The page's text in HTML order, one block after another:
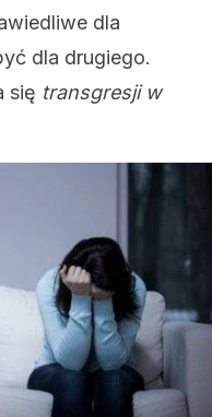
dla
dla drugiego.
się transgresji w